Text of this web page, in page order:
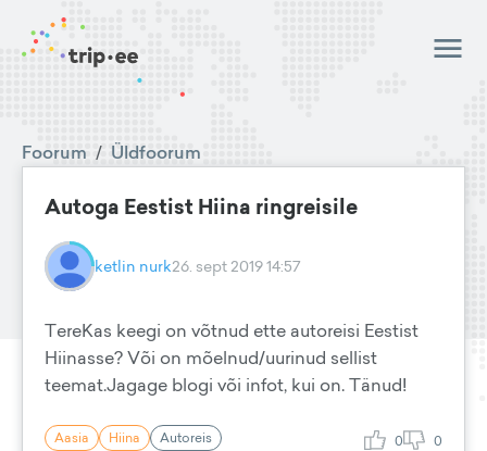
Foorum / Üldfoorum
Autoga Eestist Hiina ringreisile
ketlin nurk26. sept 2019 14:57
TereKas keegi on võtnud ette autoreisi Eestist
Hiinasse? Või on mõelnud/uurinud sellist
teemat.Jagage blogi või infot, kui on. Tänud!
Aasia Hiina Autoreis 0 0